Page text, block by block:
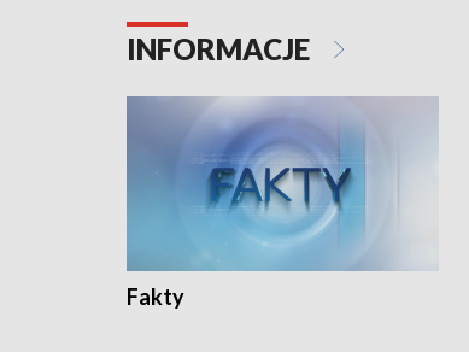
Pologne
INFORMACJE
Fakty